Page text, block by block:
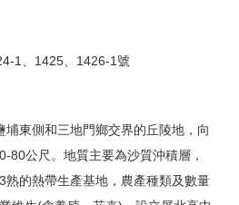
1、1425、1426-1號
埔東側和三地門鄉交界的丘陵地，向
80公尺。地質主要為沙質沖積層，
熟的熱帶生產基地，農產種類及數量